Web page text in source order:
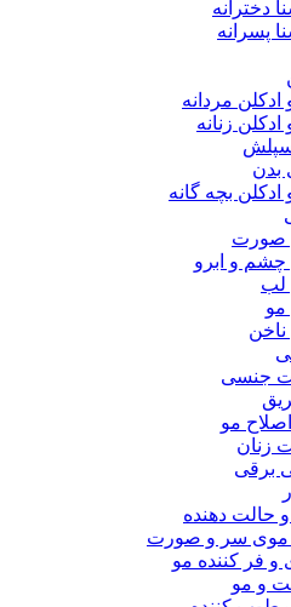
دخترانه
پسرانه
مردانه
زنانه
بدن
بچه گانه
صورت
چشم و ابرو
لب
مو
ناخن
جنسی
مو
زنان
برقی
و حالت دهنده
موی سر و صورت
و فر کننده مو
و مو